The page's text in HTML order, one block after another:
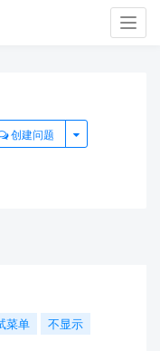
创建问题
菜单 不显示